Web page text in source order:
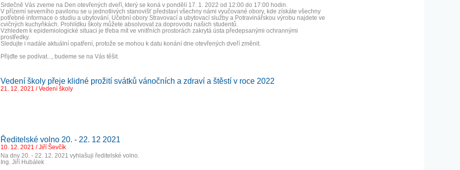
Srdečně Vás zveme na Den otevřených dveří, který se koná v pondělí 17. 1. 2022 od 12:00 do 17:00 hodin.
V přízemí severního pavilonu se u jednotlivých stanovišť představí všechny námi vyučované obory, kde získáte všechny
potřebné informace o studiu a ubytování. Učební obory Stravovací a ubytovací služby a Potravinářskou výrobu najdete ve
cvičných kuchyňkách. Prohlídku školy můžete absolvovat za doprovodu našich studentů.
Vzhledem k epidemiologické situaci je třeba mít ve vnitřních prostorách zakrytá ústa předepsanými ochrannými
prostředky.
Sledujte i nadále aktuální opatření, protože se mohou k datu konání dne otevřených dveří změnit.
Přijďte se podívat..., budeme se na Vás těšit.
Vedení školy přeje klidné prožití svátků vánočních a zdraví a štěstí v roce 2022
21. 12. 2021 / Vedení školy
Ředitelské volno 20. - 22. 12 2021
10. 12. 2021 / Jiří Ševčík
Na dny 20. - 22. 12. 2021 vyhlašuji ředitelské volno.
Ing. Jiří Hubálek